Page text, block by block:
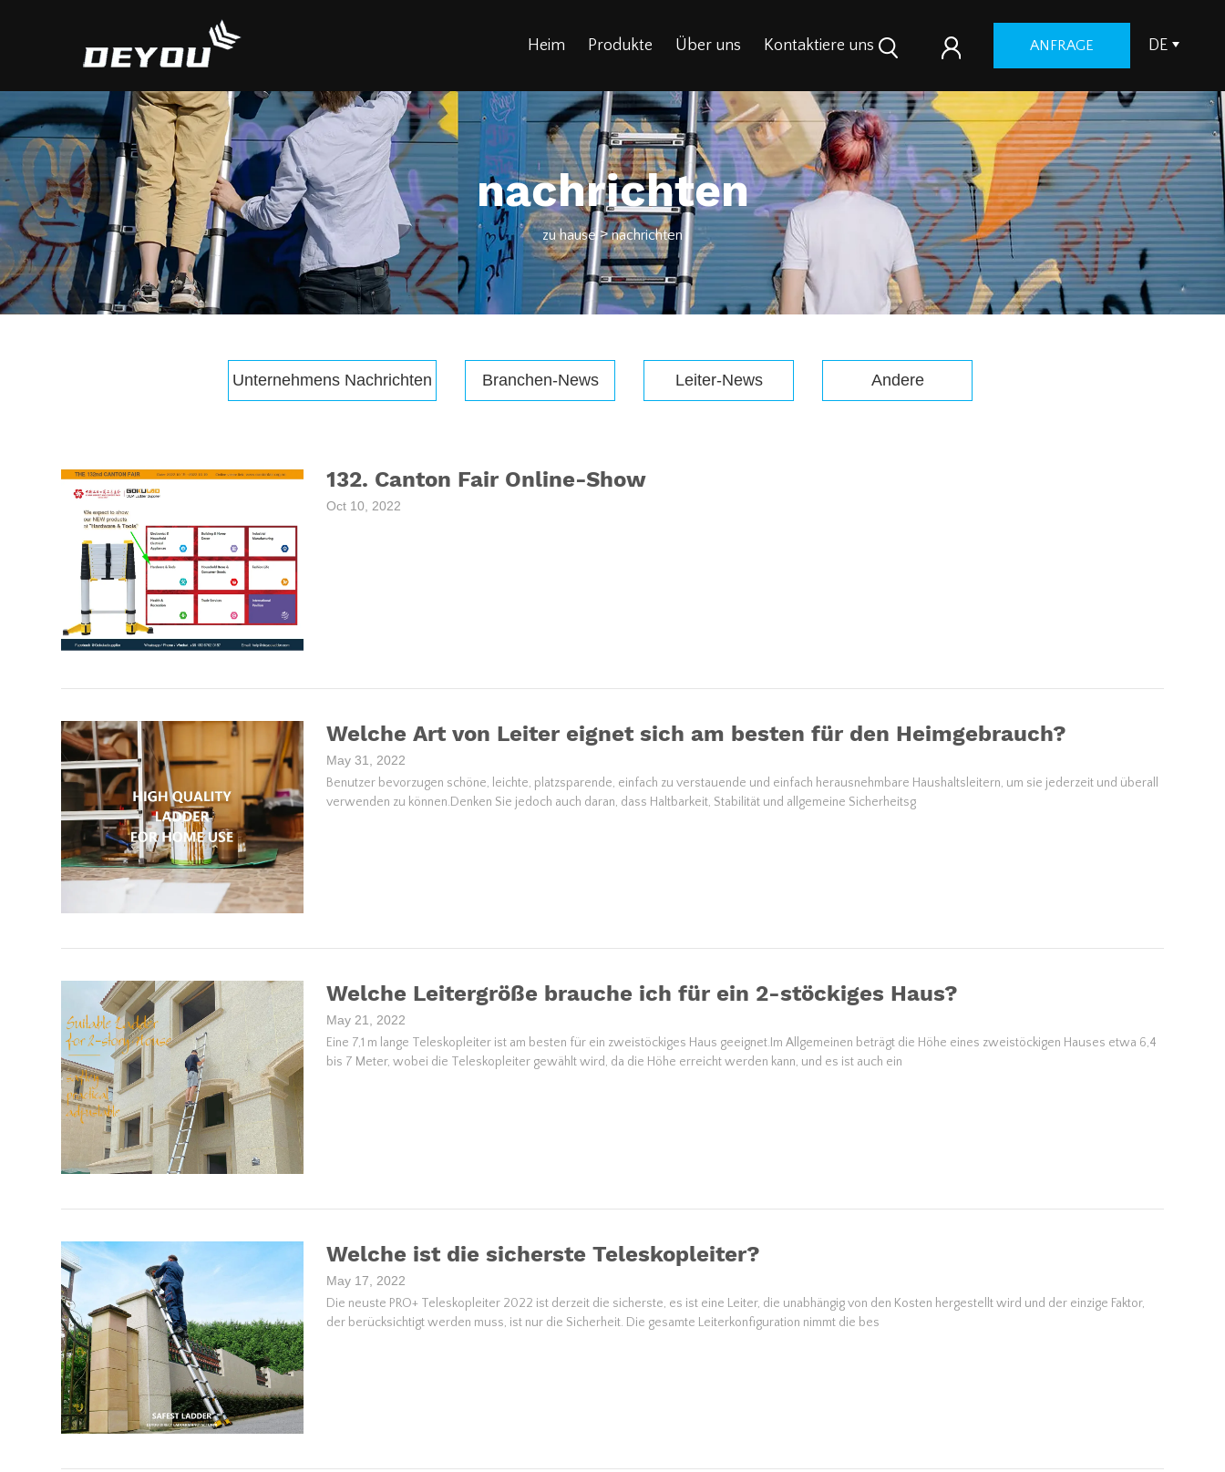
Heim Produkte Über uns Kontaktiere uns ANFRAGE DE
nachrichten
zu hause>nachrichten
Unternehmens Nachrichten Branchen-News Leiter-News Andere
132. Canton Fair Online-Show
Oct 10, 2022
Welche Art von Leiter eignet sich am besten für den Heimgebrauch?
May 31, 2022
Benutzer bevorzugen schöne, leichte, platzsparende, einfach zu verstauende und einfach herausnehmbare Haushaltsleitern, um sie jederzeit und überall
verwenden zu können.Denken Sie jedoch auch daran, dass Haltbarkeit, Stabilität und allgemeine Sicherheitsg
Welche Leitergröße brauche ich für ein 2-stöckiges Haus?
May 21, 2022
Eine 7,1 m lange Teleskopleiter ist am besten für ein zweistöckiges Haus geeignet.Im Allgemeinen beträgt die Höhe eines zweistöckigen Hauses etwa 6,4
bis 7 Meter, wobei die Teleskopleiter gewählt wird, da die Höhe erreicht werden kann, und es ist auch ein
Welche ist die sicherste Teleskopleiter?
May 17, 2022
Die neuste PRO+ Teleskopleiter 2022 ist derzeit die sicherste, es ist eine Leiter, die unabhängig von den Kosten hergestellt wird und der einzige Faktor,
der berücksichtigt werden muss, ist nur die Sicherheit. Die gesamte Leiterkonfiguration nimmt die bes